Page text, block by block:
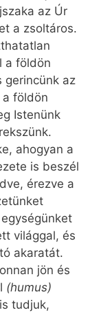
az Úr
a zsoltáros.
a földön
gerincünk az
földön
Istenünk
ahogyan a
is beszél
érezve a
világgal, és
akaratát.
jön és
(humus)
tudjuk,